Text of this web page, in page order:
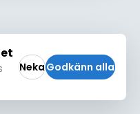
NekaGodkänn alla